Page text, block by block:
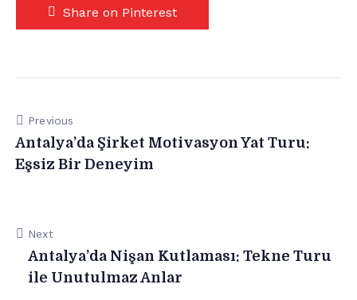
Share on Pinterest
Previous
Antalya’da Şirket Motivasyon Yat Turu:
Eşsiz Bir Deneyim
Next
Antalya’da Nişan Kutlaması: Tekne Turu
ile Unutulmaz Anlar